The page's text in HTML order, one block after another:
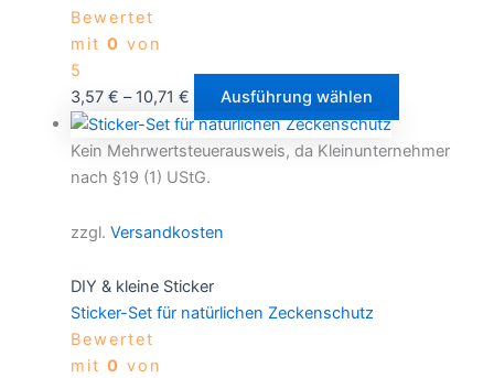
Bewertet
mit 0 von
5
3,57 € –10,71 € Ausführung wählen
Kein Mehrwertsteuerausweis, da Kleinunternehmer
nach §19 (1) UStG.
zzgl. Versandkosten
DIY & kleine Sticker
Sticker-Set für natürlichen Zeckenschutz
Bewertet
mit 0 von